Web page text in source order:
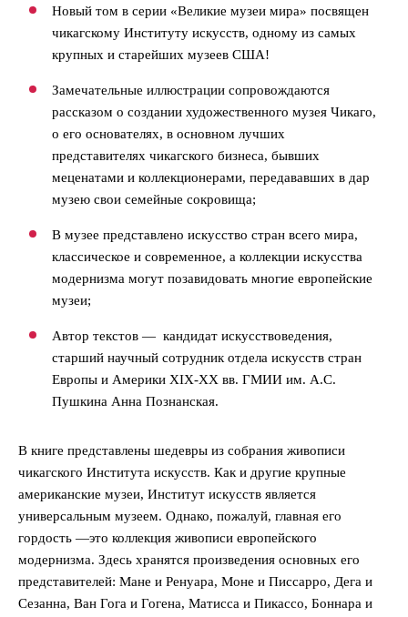
Новый том в серии «Великие музеи мира» посвящен
чикагскому Институту искусств, одному из самых
крупных и старейших музеев США!
Замечательные иллюстрации сопровождаются
рассказом о создании художественного музея Чикаго,
о его основателях, в основном лучших
представителях чикагского бизнеса, бывших
меценатами и коллекционерами, передававших в дар
музею свои семейные сокровища;
В музее представлено искусство стран всего мира,
классическое и современное, а коллекции искусства
модернизма могут позавидовать многие европейские
музеи;
Автор текстов — кандидат искусствоведения,
старший научный сотрудник отдела искусств стран
Европы и Америки XIX-XX вв. ГМИИ им. А.С.
Пушкина Анна Познанская.
В книге представлены шедевры из собрания живописи
чикагского Института искусств. Как и другие крупные
американские музеи, Институт искусств является
универсальным музеем. Однако, пожалуй, главная его
гордость —это коллекция живописи европейского
модернизма. Здесь хранятся произведения основных его
представителей: Мане и Ренуара, Моне и Писсарро, Дега и
Сезанна, Ван Гога и Гогена, Матисса и Пикассо, Боннара и